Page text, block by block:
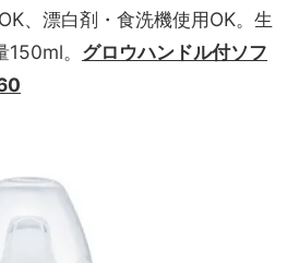
、漂白剤・食洗機使用OK。生
。 グロウハンドル付ソフ